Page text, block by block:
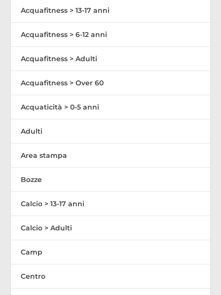
Acquafitness > 13-17 anni
Acquafitness > 6-12 anni
Acquafitness > Adulti
Acquafitness > Over 60
Acquaticità > 0-5 anni
Adulti
Area stampa
Bozze
Calcio > 13-17 anni
Calcio > Adulti
Camp
Centro